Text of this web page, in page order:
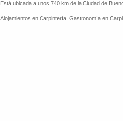
Está ubicada a unos 740 km de la Ciudad de
Alojamientos en Carpintería. Gastronomía en